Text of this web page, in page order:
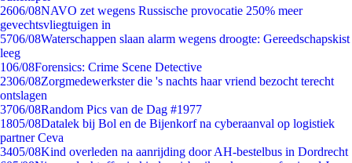
2606/08NAVO zet wegens Russische provocatie 250% meer
gevechtsvliegtuigen in
5706/08Waterschappen slaan alarm wegens droogte: Gereedschapskist
leeg
106/08Forensics: Crime Scene Detective
2306/08Zorgmedewerkster die 's nachts haar vriend bezocht terecht
ontslagen
3706/08Random Pics van de Dag #1977
1805/08Datalek bij Bol en de Bijenkorf na cyberaanval op logistiek
partner Ceva
3405/08Kind overleden na aanrijding door AH-bestelbus in Dordrecht